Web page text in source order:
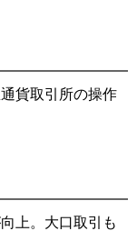
貨取引所の操作
上。大口取引も